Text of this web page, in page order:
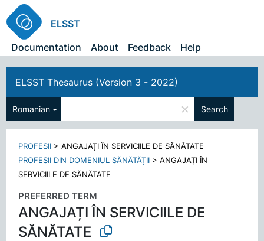
ELSST
Documentation
About Feedback Help
ELSST Thesaurus (Version 3 - 2022)
Romanian × Search
PROFESII >ANGAJAȚI ÎN SERVICIILE DE SĂNĂTATE
PROFESII DIN DOMENIUL SĂNĂTĂȚII >ANGAJAȚI ÎN
SERVICIILE DE SĂNĂTATE
PREFERRED TERM
ANGAJAȚI ÎN SERVICIILE DE
SĂNĂTATE